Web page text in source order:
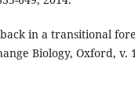
in a transitional
Biology, Oxford, v.